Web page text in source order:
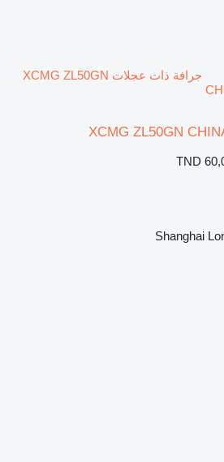
جرافة ذات عجلات XCMG ZL50GN
XCMG ZL50GN
TND
Shanghai